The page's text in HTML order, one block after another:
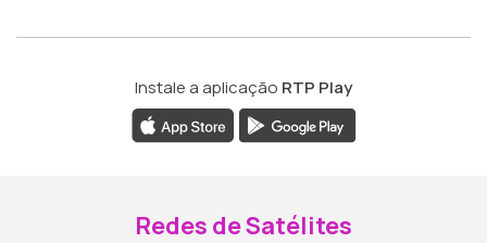
Instale a aplicação RTP Play
Redes de Satélites